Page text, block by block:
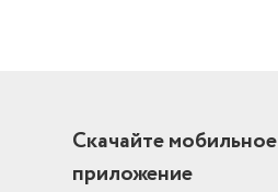
Скачайте мобильное
приложение